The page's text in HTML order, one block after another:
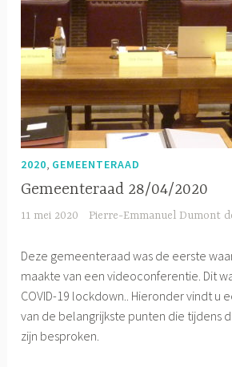
2020 GEMEENTERAAD
Gemeenteraad 28/04/2020
11 mei 2020 Pierre-Emmanuel Dumont
Deze gemeenteraad was de eerste
maakte van een videoconferentie. Dit
COVID-19 lockdown.. Hieronder vindt u
van de belangrijkste punten die tijdens
zijn besproken.